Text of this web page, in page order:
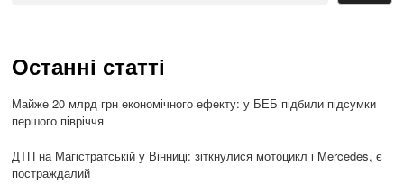
Останні статті
Майже 20 млрд грн економічного ефекту: у БЕБ підбили підсумки
першого півріччя
ДТП на Магістратській у Вінниці: зіткнулися мотоцикл і Mercedes, є
постраждалий